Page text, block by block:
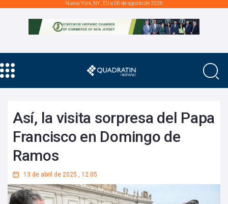
Nueva York, NY., EU a 06 de agosto de 2026
Así, la visita sorpresa del Papa
Francisco en Domingo de
Ramos
13 de abril de 2025 , 12:05